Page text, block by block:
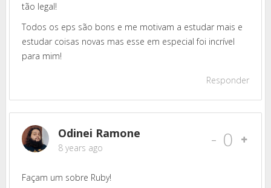
tão legal!
Todos os eps são bons e me motivam a estudar mais e
estudar coisas novas mas esse em especial foi incrível
para mim!
Responder
Odinei Ramone
8 years ago - 0
Façam um sobre Ruby!